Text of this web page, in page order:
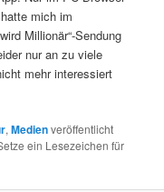
mich im
Millionär“-Sendung
nur an zu viele
mehr interessiert
,Medienveröffentlicht
ein Lesezeichen für